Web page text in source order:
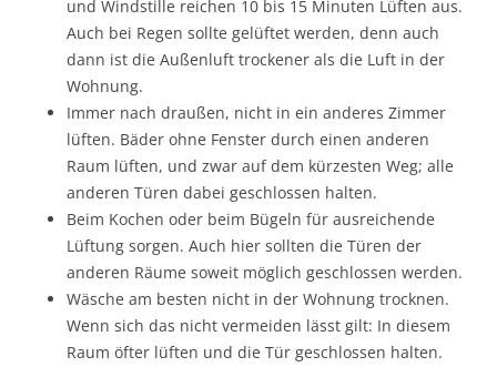
und Windstille reichen 10 bis 15 Minuten Lüften aus.
Auch bei Regen sollte gelüftet werden, denn auch
dann ist die Außenluft trockener als die Luft in der
Wohnung.
Immer nach draußen, nicht in ein anderes Zimmer
lüften. Bäder ohne Fenster durch einen anderen
Raum lüften, und zwar auf dem kürzesten Weg; alle
anderen Türen dabei geschlossen halten.
Beim Kochen oder beim Bügeln für ausreichende
Lüftung sorgen. Auch hier sollten die Türen der
anderen Räume soweit möglich geschlossen werden.
Wäsche am besten nicht in der Wohnung trocknen.
Wenn sich das nicht vermeiden lässt gilt: In diesem
Raum öfter lüften und die Tür geschlossen halten.